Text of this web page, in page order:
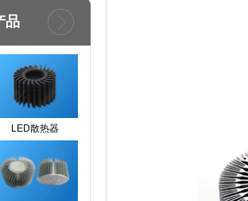
品
LED散热器